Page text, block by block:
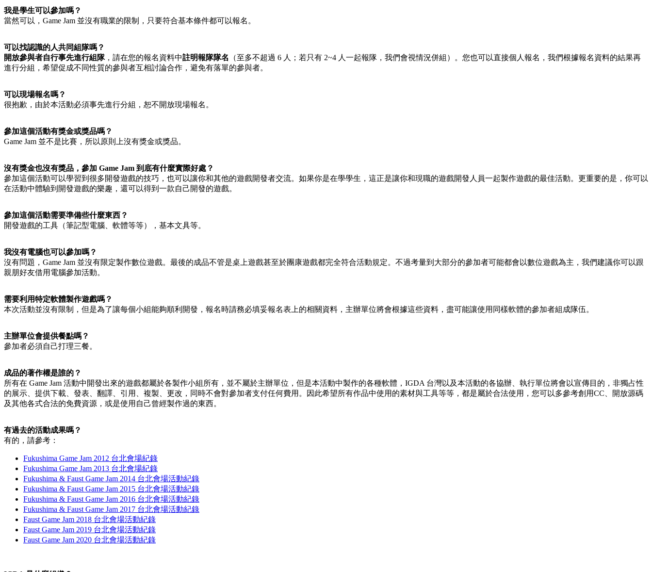
我是學生可以參加嗎？
當然可以，Game Jam 並沒有職業的限制，只要符合基本條件都可以報名。
可以找認識的人共同組隊嗎？
開放參與者自行事先進行組隊，請在您的報名資料中註明報隊隊名
（至多不超過 6 人；若只有 2~4 人一起報隊，我們會視情況併組）。您也可以直接個人報名，我們根據報名資料的結果再
進行分組，希望促成不同性質的參與者互相討論合作，避免有落單的參與者。
可以現場報名嗎？
很抱歉，由於本活動必須事先進行分組，恕不開放現場報名。
參加這個活動有獎金或獎品嗎？
Game Jam 並不是比賽，所以原則上沒有獎金或獎品。
沒有獎金也沒有獎品，參加 Game Jam 到底有什麼實際好處？
參加這個活動可以學習到很多開發遊戲的技巧，也可以讓你和其他的遊戲開發者交流。如果你是在學學生，這正是讓你和現職的遊戲開發人員一起製作遊戲的最佳活動。更重要的是，你可以
在活動中體驗到開發遊戲的樂趣，還可以得到一款自己開發的遊戲。
參加這個活動需要準備些什麼東西？
開發遊戲的工具（筆記型電腦、軟體等等），基本文具等。
我沒有電腦也可以參加嗎？
沒有問題，Game Jam 並沒有限定製作數位遊戲。最後的成品不管是桌上遊戲甚至於團康遊戲都完全符合活動規定。不過考量到大部分的參加者可能都會以數位遊戲為主，我們建議你可以跟
親朋好友借用電腦參加活動。
需要利用特定軟體製作遊戲嗎？
本次活動並沒有限制，但是為了讓每個小組能夠順利開發，報名時請務必填妥報名表上的相關資料，主辦單位將會根據這些資料，盡可能讓使用同樣軟體的參加者組成隊伍。
主辦單位會提供餐點嗎？
參加者必須自己打理三餐。
成品的著作權是誰的？
所有在 Game Jam 活動中開發出來的遊戲都屬於各製作小組所有，並不屬於主辦單位，但是本活動中製作的各種軟體，IGDA 台灣以及本活動的各協辦、執行單位將會以宣傳目的，非獨占性
的展示、提供下載、發表、翻譯、引用、複製、更改，同時不會對參加者支付任何費用。因此希望所有作品中使用的素材與工具等等，都是屬於合法使用，您可以多參考創用CC、開放源碼
及其他各式合法的免費資源，或是使用自己曾經製作過的東西。
有過去的活動成果嗎？
有的，請參考：
Fukushima Game Jam 2012 台北會場紀錄
Fukushima Game Jam 2013 台北會場紀錄
Fukushima & Faust Game Jam 2014 台北會場活動紀錄
Fukushima & Faust Game Jam 2015 台北會場活動紀錄
Fukushima & Faust Game Jam 2016 台北會場活動紀錄
Fukushima & Faust Game Jam 2017 台北會場活動紀錄
Faust Game Jam 2018 台北會場活動紀錄
Faust Game Jam 2019 台北會場活動紀錄
Faust Game Jam 2020 台北會場活動紀錄